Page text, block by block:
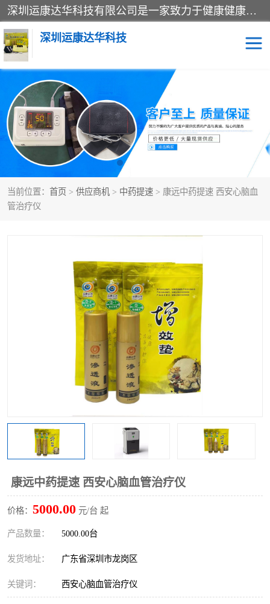
深圳运康达华科技有限公司是一家致力于健康健康产业的现代化企业，已经走过了15个春秋，开创了中医外用发展的新未来，是专业从事中医医疗仪器的研发、生产、销售、服务为一体的子公司，在医疗器械的设计、开发和生产方面率先引进国际先进技术和好的科技人员，先后开发出了场效应治疗仪、多功能治疗仪、颈椎治疗仪、腰椎治疗仪、增效垫等多个系列。
深圳运康达华科技
当前位置： 首页 > 供应商机 > 中药提速 > 康远中药提速 西安心脑血
管治疗仪
康远中药提速 西安心脑血管治疗仪
价格： 5000.00 元/台 起
产品数量： 5000.00台
发货地址： 广东省深圳市龙岗区
关键词： 西安心脑血管治疗仪
多功能治疗仪 中药提速
中低频治疗仪 脉冲治疗仪
**腺治疗仪